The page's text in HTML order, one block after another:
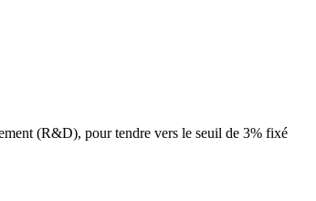
(R&D), pour tendre vers le seuil de 3% fixé